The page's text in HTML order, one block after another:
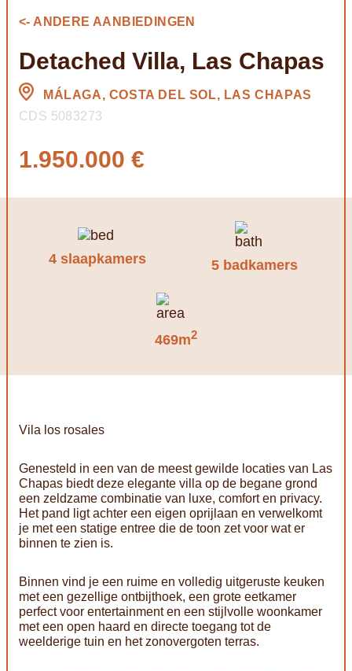
<- ANDERE AANBIEDINGEN
Detached Villa, Las Chapas
MÁLAGA, COSTA DEL SOL, LAS CHAPAS
CDS 5083273
1.950.000 €
4 slaapkamers 5 badkamers
469m2
Vila los rosales
Genesteld in een van de meest gewilde locaties van Las
Chapas biedt deze elegante villa op de begane grond
een zeldzame combinatie van luxe, comfort en privacy.
Het pand ligt achter een eigen oprijlaan en verwelkomt
je met een statige entree die de toon zet voor wat er
binnen te zien is.
Binnen vind je een ruime en volledig uitgeruste keuken
met een gezellige ontbijthoek, een grote eetkamer
perfect voor entertainment en een stijlvolle woonkamer
met een open haard en directe toegang tot de
weelderige tuin en het zonovergoten terras.